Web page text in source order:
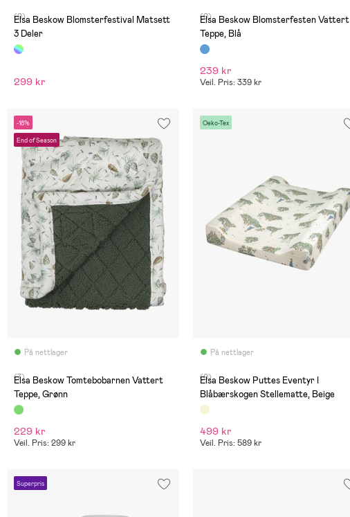
(0)
Elsa Beskow Blomsterfestival Matsett
3 Deler
299 kr
(0)
Elsa Beskow Blomsterfesten Vattert
Teppe, Blå
239 kr
Veil. Pris: 339 kr
-18%
End of Season
På nettlager
(7)
Elsa Beskow Tomtebobarnen Vattert
Teppe, Grønn
229 kr
Veil. Pris: 299 kr
Oeko-Tex
På nettlager
(0)
Elsa Beskow Puttes Eventyr I
Blåbærskogen Stellematte, Beige
499 kr
Veil. Pris: 589 kr
Superpris